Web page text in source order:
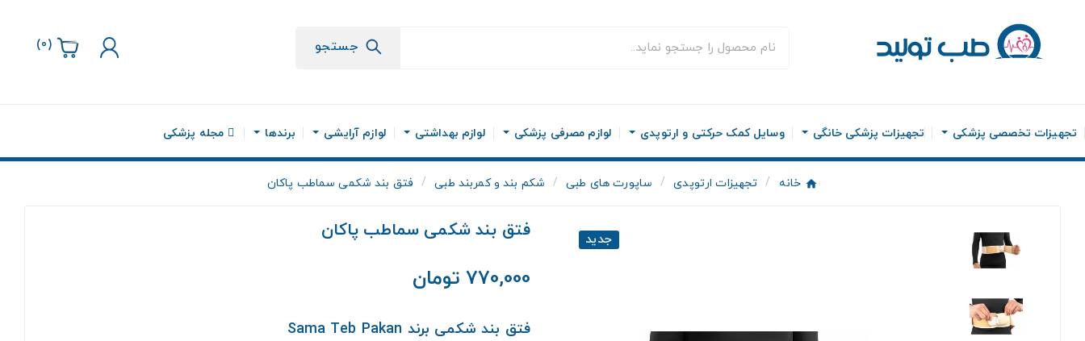
جستجو (
0
)
تجهیزات تخصصی پزشکی تجهیزات پزشکی خانگی وسایل کمک حرکتی و ارتوپدی لوازم مصرفی پزشکی لوازم بهداشتی لوازم آرایشی برندها مجله پزشکی
خانه تجهیزات ارتوپدی ساپورت های طبی شکم بند و کمربند طبی فتق بند شکمی سماطب پاکان
جدید فتق بند شکمی سماطب پاکان
770,000 تومان
فتق بند شکمی برند Sama Teb Pakan